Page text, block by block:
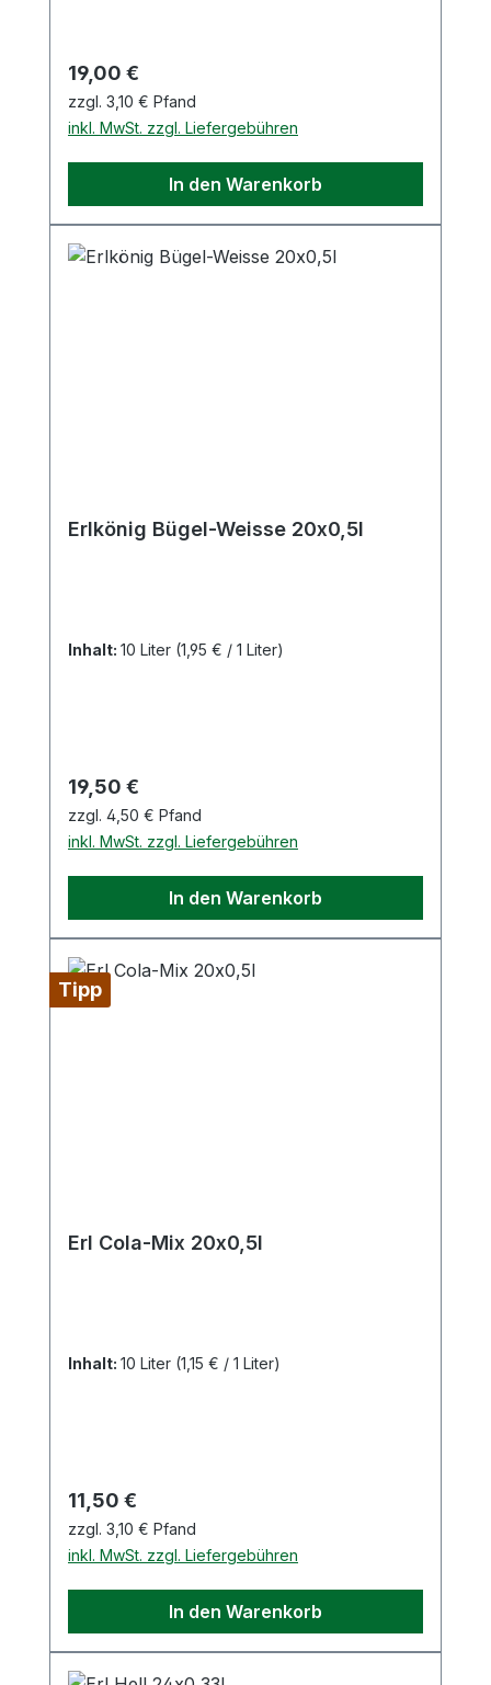
Regulärer Preis:
19,00 €
zzgl. 3,10 € Pfand
inkl. MwSt. zzgl. Liefergebühren
In den Warenkorb
Erlkönig Bügel-Weisse 20x0,5l
Inhalt: 10 Liter (1,95 € / 1 Liter)
Regulärer Preis:
19,50 €
zzgl. 4,50 € Pfand
inkl. MwSt. zzgl. Liefergebühren
In den Warenkorb
Tipp
Erl Cola-Mix 20x0,5l
Inhalt: 10 Liter (1,15 € / 1 Liter)
Regulärer Preis:
11,50 €
zzgl. 3,10 € Pfand
inkl. MwSt. zzgl. Liefergebühren
In den Warenkorb